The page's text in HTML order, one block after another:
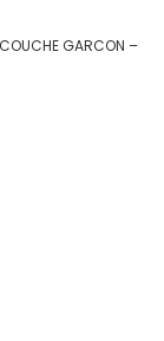
GARCON –